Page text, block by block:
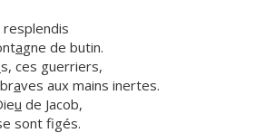
resplendis
agne de butin.
s, ces guerriers,
aves aux mains inertes.
u de Jacob,
sont figés.